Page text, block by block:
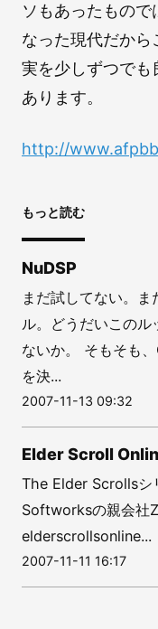
ソもあったもの
なった現代だか
実を少しずつでも
あります。
http://
もっと読む
NuDSP
まだ試してない。
ル。どうだいこの
ないか。 そもそも
を決...
2007-11-13 09:32
Elder Scroll
The Elder Scrollsシ
Softworksの親会社
elderscrollsonline...
2007-11-11 16:17